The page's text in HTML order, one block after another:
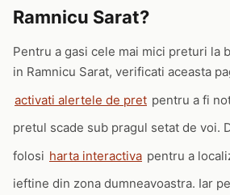
Ramnicu Sarat?
Pentru a gasi cele mai mici preturi la
in Ramnicu Sarat, verificati aceasta
activati alertele de pret pentru a fi
pretul scade sub pragul setat de voi.
folosi harta interactiva pentru a
ieftine din zona dumneavoastra. Iar